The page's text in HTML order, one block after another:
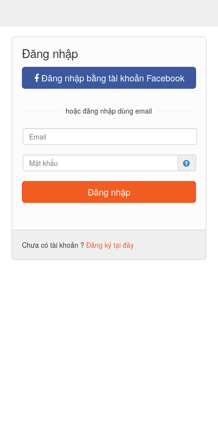
Đăng nhập
Đăng nhập bằng tài khoản Facebook
hoặc đăng nhập dùng email
Chưa có tài khoản ? Đăng ký tại đây